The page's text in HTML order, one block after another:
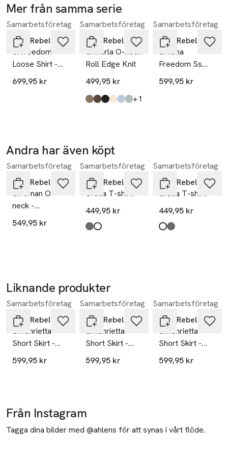
Modellen bär storlek S.
- Stickning
- Elastisk midja
LENZING™ och ECOVERO™ är varumärken som tillhör
Lenzing AG
Mer från samma serie
Hoppa över bildspelet
Samarbetsföretag
Soft Rebels
Srfreedom
Loose Shirt -
Black
699,95 kr
Samarbetsföretag
Soft Rebels
Srmarla O-neck
Roll Edge Knit
499,95 kr
Produkten finns i färgerna:
greige,
coffee quartz melange
black,
arctic wolf,
windsurfer melange
abyss melange ,
+1
Samarbetsföretag
Soft Rebels
Srfiona
Freedom Ss
Shirt -
Dreamscape
599,95 kr
Andra har även köpt
Hoppa över bildspelet
Samarbetsföretag
Soft Rebels
Srroman O-
neck -
Cashmere Blue
Melange
549,95 kr
Samarbetsföretag
Soft Rebels
Srella T-shirt
449,95 kr
Produkten finns i färgerna:
black
snow white
Samarbetsföretag
Soft Rebels
Srella T-shirt
449,95 kr
Produkten finns i
snow white
black
Liknande produkter
Hoppa över bildspelet
Samarbetsföretag
Soft Rebels
Srhenrietta
Short Skirt -
Black
599,95 kr
Samarbetsföretag
Soft Rebels
Srhenrietta
Short Skirt -
Coffee Bean
599,95 kr
Samarbetsföretag
Soft Rebels
Srhenrietta
Short Skirt -
Total Eclipse
599,95 kr
Från Instagram
Tagga dina bilder med @ahlens för att synas i vårt flöde.